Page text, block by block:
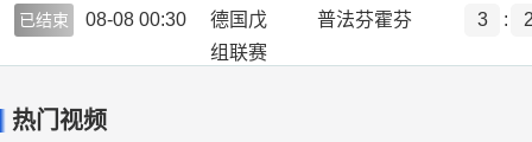
已结束 08-08 00:30
德国戊
组联赛
普法芬霍芬 3 :
热门视频